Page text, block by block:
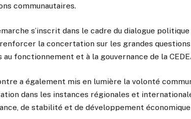
communautaires.
s’inscrit dans le cadre du dialogue
la concertation sur les grandes
au fonctionnement et à la gouvernance de la
a également mis en lumière la volonté
dans les instances régionales et
de stabilité et de développement économique